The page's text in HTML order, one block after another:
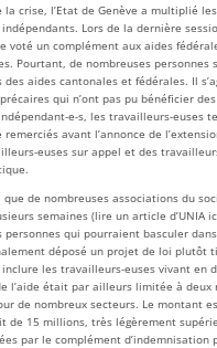
la crise, l’Etat de Genève a multiplié
Lors de la dernière
voté un complément aux aides
Pourtant, de nombreuses personnes
aides cantonales et fédérales. Il
qui n’ont pas pu bénéficier des
e-s, les travailleurs-euses
avant l’annonce de
euses sur appel et des
que de nombreuses associations du
semaines (lire un article d’UNIA
personnes qui pourraient basculer dans
déposé un projet de loi plutôt
inclure les travailleurs-euses vivant en
l’aide était par ailleurs limitée à deux
de nombreux secteurs. Le montant
de 15 millions, très légèrement
par le complément d’indemnisation